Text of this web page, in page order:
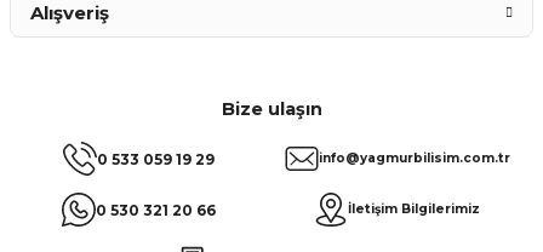
Bize ulaşın
0 533 059 19 29
0 530 321 20 66
info@yagmurbilisim.com.tr
İletişim Bilgilerimiz
Alışveriş